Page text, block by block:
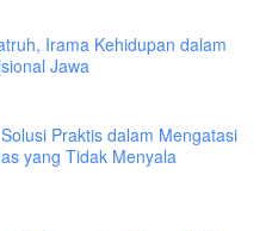
Irama Kehidupan dalam
Jawa
Praktis dalam Mengatasi
yang Tidak Menyala